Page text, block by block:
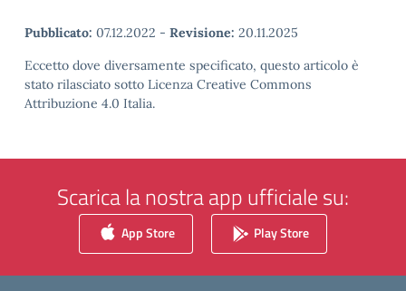
Pubblicato: 07.12.2022 - Revisione: 20.11.2025
Eccetto dove diversamente specificato, questo articolo è
stato rilasciato sotto Licenza Creative Commons
Attribuzione 4.0 Italia.
Scarica la nostra app ufficiale su:
App Store Play Store